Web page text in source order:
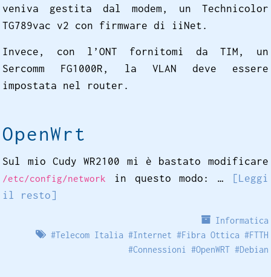
veniva gestita dal modem, un Technicolor
TG789vac v2 con firmware di iiNet.
Invece, con l’ONT fornitomi da TIM, un
Sercomm FG1000R, la VLAN deve essere
impostata nel router.
OpenWrt
Sul mio Cudy WR2100 mi è bastato modificare
/etc/config/network in questo modo: …
[Leggi
il resto]
Informatica
#Telecom Italia #Internet #Fibra Ottica #FTTH
#Connessioni #OpenWRT#Debian